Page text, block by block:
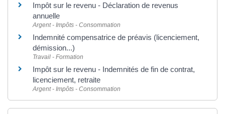
Impôt sur le revenu - Déclaration de revenus
annuelle
Argent - Impôts - Consommation
Indemnité compensatrice de préavis (licenciement,
démission...)
Travail - Formation
Impôt sur le revenu - Indemnités de fin de contrat,
licenciement, retraite
Argent - Impôts - Consommation